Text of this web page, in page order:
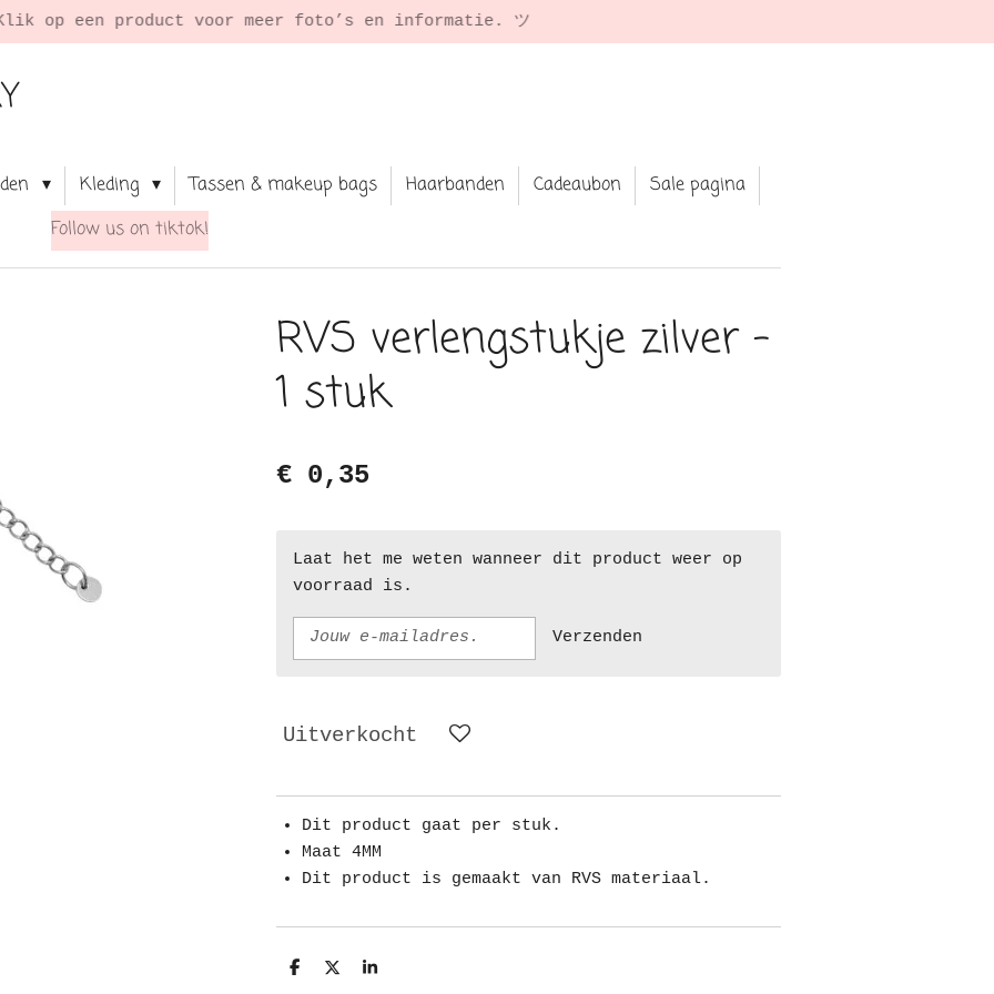
op een product voor meer foto’s en informatie. ツ
Kleding Tassen & makeup bags Haarbanden Cadeaubon
Sale pagina
Follow us on tiktok!
RVS verlengstukje zilver -
1 stuk
€ 0,35
Laat het me weten wanneer dit product weer op
voorraad is.
Verzenden
Uitverkocht
Dit product gaat per stuk.
Maat 4MM
Dit product is gemaakt van RVS materiaal.
D
D
S